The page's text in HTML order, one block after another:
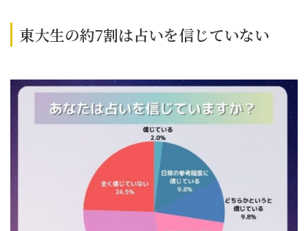
東大生の約7割は占いを信じていない